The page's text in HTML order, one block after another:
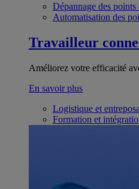
Dépannage des points
Automatisation des
Travailleur
Améliorez votre efficacité
En savoir plus
Logistique et
Formation et